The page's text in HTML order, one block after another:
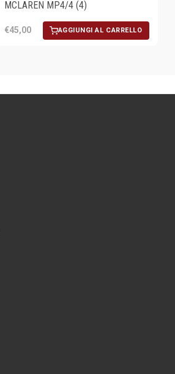
MCLAREN MP4/4 (4)
€45,00 AGGIUNGI AL CARRELLO